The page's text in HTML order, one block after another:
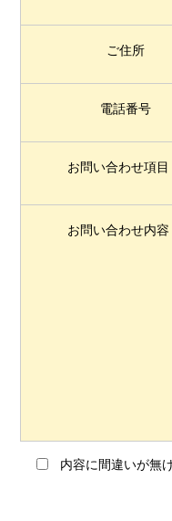
ご住所
電話番号
お問い合わせ項目
お問い合わせ内容
内容に間違いが無